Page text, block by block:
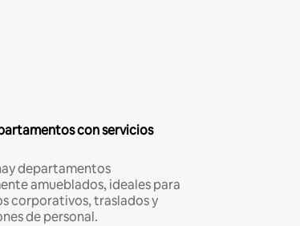
con servicios
departamentos
amueblados, ideales para
corporativos, traslados y
de personal.